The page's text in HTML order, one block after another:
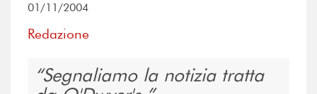
01/11/2004
Redazione
Segnaliamo la notizia tratta